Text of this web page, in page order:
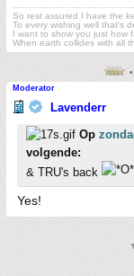
So rest assured I have the
To every wishing well that's
I want to show you just how
When earth collides with all
Moderator
Lavenderr
Op
volgende:
& TRU's back
Yes!